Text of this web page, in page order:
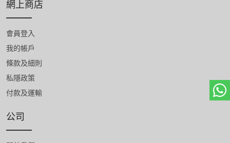
網上商店
會員登入
我的帳戶
條款及細則
私隱政策
付款及運輸
公司